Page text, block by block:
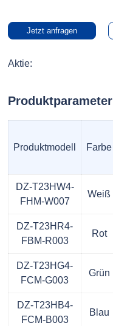
Jetzt anfragen
Aktie:
Produktparameter
Produktmodell Farbe
DZ-T23HW4-
FHM-W007
Weiß
DZ-T23HR4-
FBM-R003
Rot
DZ-T23HG4-
FCM-G003
Grün
DZ-T23HB4-
FCM-B003
Blau